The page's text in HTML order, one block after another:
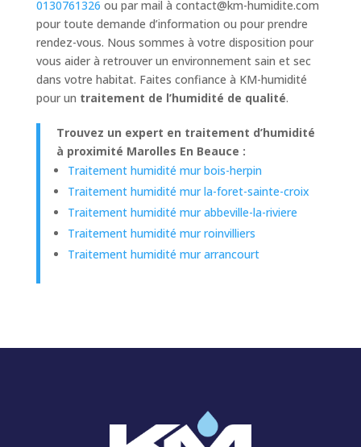
0130761326 ou par mail à contact@km-humidite.com
pour toute demande d’information ou pour prendre
rendez-vous. Nous sommes à votre disposition pour
vous aider à retrouver un environnement sain et sec
dans votre habitat. Faites confiance à KM-humidité
pour un traitement de l’humidité de qualité.
Trouvez un expert en traitement d’humidité
à proximité Marolles En Beauce :
Traitement humidité mur bois-herpin
Traitement humidité mur la-foret-sainte-croix
Traitement humidité mur abbeville-la-riviere
Traitement humidité mur roinvilliers
Traitement humidité mur arrancourt